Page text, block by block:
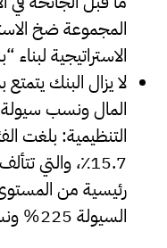
المجموعة ضخ
الاستراتيجية
لا يزال البنك
المال ونسب سيولة
التنظيمية: بلغت
15.7٪، والتي
السيولة 225% ونسبه السيولة المستقرة 124%.